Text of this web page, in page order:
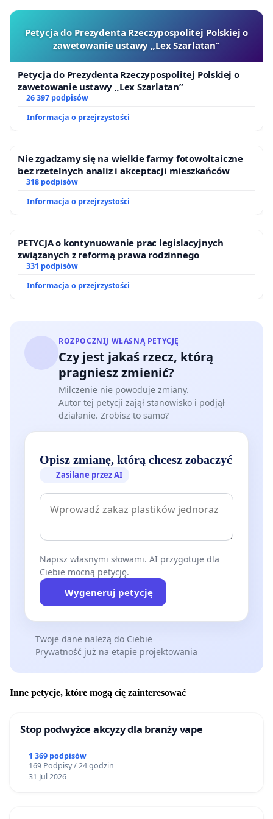
Petycja do Prezydenta Rzeczypospolitej Polskiej o
zawetowanie ustawy „Lex Szarlatan”
Petycja do Prezydenta Rzeczypospolitej Polskiej o
zawetowanie ustawy „Lex Szarlatan”
26 397 podpisów
Informacja o przejrzystości
Nie zgadzamy się na wielkie farmy fotowoltaiczne
bez rzetelnych analiz i akceptacji mieszkańców
318 podpisów
Informacja o przejrzystości
PETYCJA o kontynuowanie prac legislacyjnych
związanych z reformą prawa rodzinnego
331 podpisów
Informacja o przejrzystości
ROZPOCZNIJ WŁASNĄ PETYCJĘ
Czy jest jakaś rzecz, którą
pragniesz zmienić?
Milczenie nie powoduje zmiany.
Autor tej petycji zajął stanowisko i podjął
działanie. Zrobisz to samo?
Opisz zmianę, którą chcesz zobaczyć
Zasilane przez AI
Napisz własnymi słowami. AI przygotuje dla
Ciebie mocną petycję.
Wygeneruj petycję
Twoje dane należą do Ciebie
Prywatność już na etapie projektowania
Inne petycje, które mogą cię zainteresować
Stop podwyżce akcyzy dla branży vape
1 369 podpisów
169 Podpisy / 24 godzin
31 Jul 2026